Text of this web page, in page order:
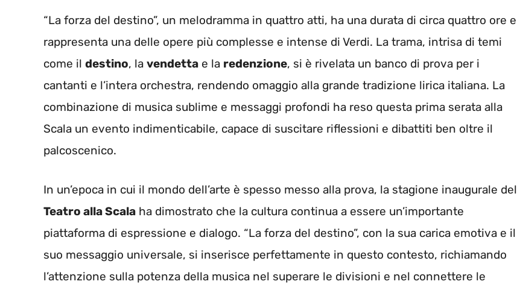
“La forza del destino”, un melodramma in quattro atti, ha una durata di circa quattro ore e
rappresenta una delle opere più complesse e intense di Verdi. La trama, intrisa di temi
come il destino, la vendetta e la redenzione, si è rivelata un banco di prova per i
cantanti e l’intera orchestra, rendendo omaggio alla grande tradizione lirica italiana. La
combinazione di musica sublime e messaggi profondi ha reso questa prima serata alla
Scala un evento indimenticabile, capace di suscitare riflessioni e dibattiti ben oltre il
palcoscenico.
In un’epoca in cui il mondo dell’arte è spesso messo alla prova, la stagione inaugurale del
Teatro alla Scala ha dimostrato che la cultura continua a essere un’importante
piattaforma di espressione e dialogo. “La forza del destino”, con la sua carica emotiva e il
suo messaggio universale, si inserisce perfettamente in questo contesto, richiamando
l’attenzione sulla potenza della musica nel superare le divisioni e nel connettere le